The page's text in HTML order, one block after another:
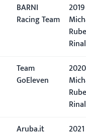
BARNI
Racing Team
Team
GoEleven
Aruba.it